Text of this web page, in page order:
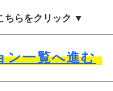
ちらをクリック ▼
ン一覧へ進む